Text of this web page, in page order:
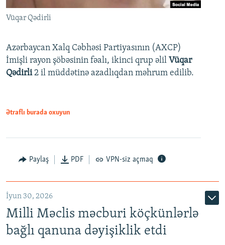
Vüqar Qədirli
Azərbaycan Xalq Cəbhəsi Partiyasının (AXCP)
İmişli rayon şöbəsinin fəalı, ikinci qrup əlil Vüqar
Qədirli2 il müddətinə azadlıqdan məhrum edilib.
Ətraflı burada oxuyun
Paylaş PDF VPN-siz açmaq
İyun 30, 2026
Milli Məclis məcburi köçkünlərlə
bağlı qanuna dəyişiklik etdi